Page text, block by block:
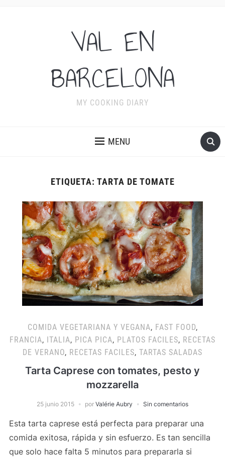
VAL EN
BARCELONA
MY COOKING DIARY
MENU
ETIQUETA: TARTA DE TOMATE
COMIDA VEGETARIANA Y VEGANA, FAST FOOD,
FRANCIA, ITALIA, PICA PICA, PLATOS FACILES, RECETAS
DE VERANO, RECETAS FACILES, TARTAS SALADAS
Tarta Caprese con tomates, pesto y
mozzarella
25 junio 2015 por Valérie Aubry Sin comentarios
Esta tarta caprese está perfecta para preparar una
comida exitosa, rápida y sin esfuerzo. Es tan sencilla
que solo hace falta 5 minutos para prepararla si